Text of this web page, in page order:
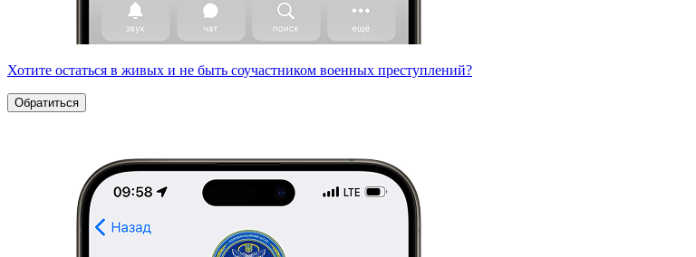
Хотите остаться в живых и не быть соучастником военных преступлений?
Обратиться